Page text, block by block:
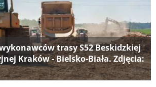
trasy S52 Beskidzkiej
Kraków - Bielsko-Biała. Zdjęcia: